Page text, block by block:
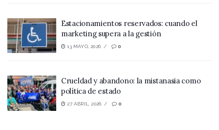
Estacionamientos reservados: cuando el
marketing supera a la gestión
13 MAYO, 2026 0
Crueldad y abandono: la mistanasia como
política de estado
27 ABRIL, 2026 0